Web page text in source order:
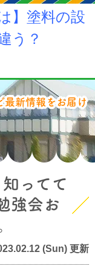
電話をかける
0120-550-335
久
最新情報をお届け
ってて
強会お
(Sun) 更新
】塗料の設
う？